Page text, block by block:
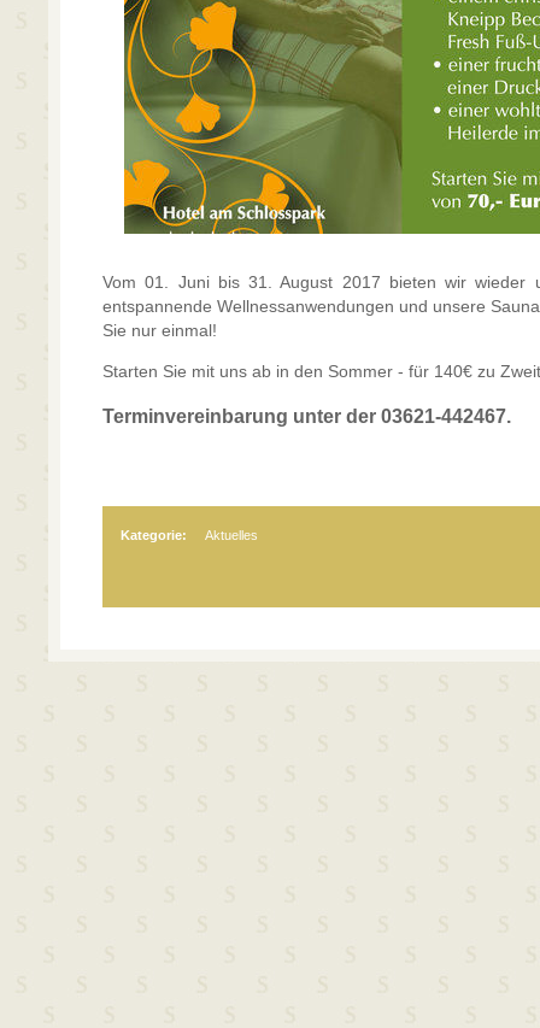
Vom 01. Juni bis 31. August 2017 bieten wir wieder
entspannende Wellnessanwendungen und unsere
Sie nur einmal!
Starten Sie mit uns ab in den Sommer - für 140€ zu
Terminvereinbarung unter der 03621-442467.
Kategorie: Aktuelles